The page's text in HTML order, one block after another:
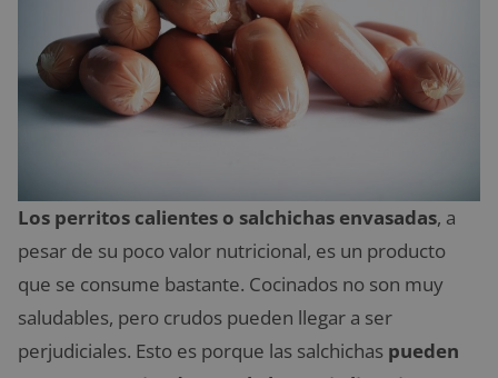
Los perritos calientes o salchichas envasadas, a
pesar de su poco valor nutricional, es un producto
que se consume bastante. Cocinados no son muy
saludables, pero crudos pueden llegar a ser
perjudiciales. Esto es porque las salchichas pueden